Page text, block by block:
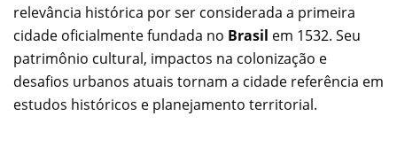
relevância histórica por ser considerada a primeira
cidade oficialmente fundada no Brasil em 1532. Seu
patrimônio cultural, impactos na colonização e
desafios urbanos atuais tornam a cidade referência em
estudos históricos e planejamento territorial.